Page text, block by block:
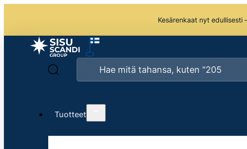
Kesärenkaat nyt edullisesti
Tuotteet